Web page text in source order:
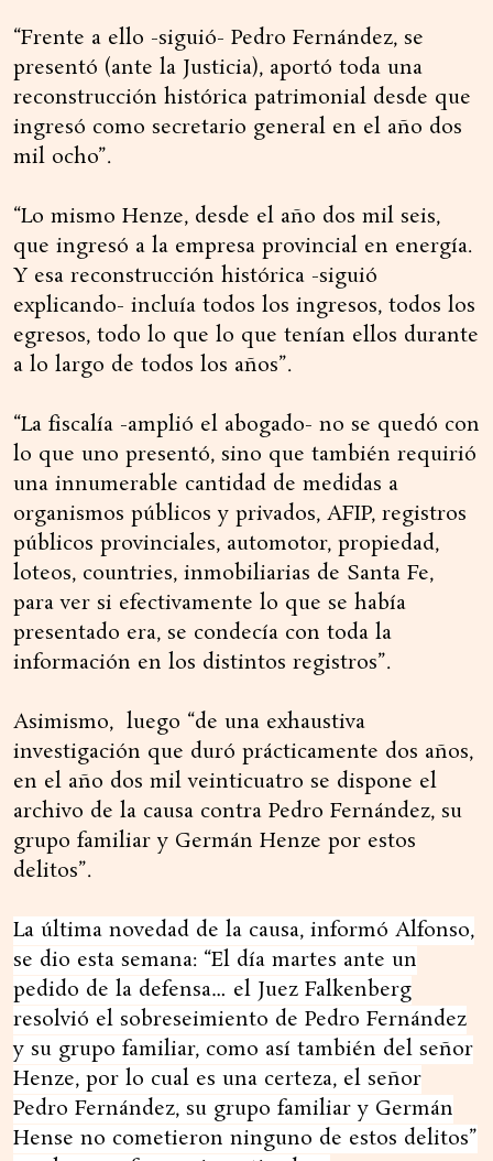
“Frente a ello -siguió- Pedro Fernández, se
presentó (ante la Justicia), aportó toda una
reconstrucción histórica patrimonial desde que
ingresó como secretario general en el año dos
mil ocho”.
“Lo mismo Henze, desde el año dos mil seis,
que ingresó a la empresa provincial en energía.
Y esa reconstrucción histórica -siguió
explicando- incluía todos los ingresos, todos los
egresos, todo lo que lo que tenían ellos durante
a lo largo de todos los años”.
“La fiscalía -amplió el abogado- no se quedó con
lo que uno presentó, sino que también requirió
una innumerable cantidad de medidas a
organismos públicos y privados, AFIP, registros
públicos provinciales, automotor, propiedad,
loteos, countries, inmobiliarias de Santa Fe,
para ver si efectivamente lo que se había
presentado era, se condecía con toda la
información en los distintos registros”.
Asimismo, luego “de una exhaustiva
investigación que duró prácticamente dos años,
en el año dos mil veinticuatro se dispone el
archivo de la causa contra Pedro Fernández, su
grupo familiar y Germán Henze por estos
delitos”.
La última novedad de la causa, informó Alfonso,
se dio esta semana: “El día martes ante un
pedido de la defensa… el Juez Falkenberg
resolvió el sobreseimiento de Pedro Fernández
y su grupo familiar, como así también del señor
Henze, por lo cual es una certeza, el señor
Pedro Fernández, su grupo familiar y Germán
Hense no cometieron ninguno de estos delitos”